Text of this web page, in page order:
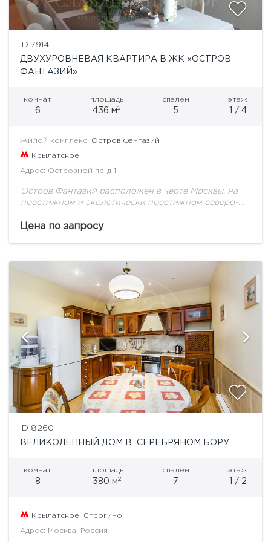
ID 7914
ДВУХУРОВНЕВАЯ КВАРТИРА В ЖК «ОСТРОВ
ФАНТАЗИЙ»
комнат
6
площадь
436 м2
спален
5
этаж
1 / 4
Жилой комплекс: Остров Фантазий
Крылатское
Адрес: Островной пр-д 1
Остров Фантазий расположен в черте Москвы, на
престижном и экологически престижном северо-
живописной Татаровской пойме. Это один из
Цена по запросу
ID 8260
ВЕЛИКОЛЕПНЫЙ ДОМ В СЕРЕБРЯНОМ БОРУ
комнат
8
площадь
380 м2
спален
7
этаж
1 / 2
Крылатское Строгино
Адрес: Москва, Россия